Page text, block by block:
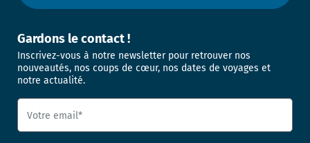
Gardons le contact !
Inscrivez-vous à notre newsletter pour retrouver nos
nouveautés, nos coups de cœur, nos dates de voyages et
notre actualité.